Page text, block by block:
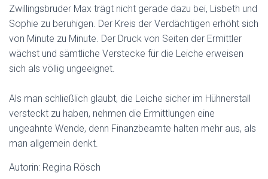
Zwillingsbruder Max trägt nicht gerade dazu bei, Lisbeth und
Sophie zu beruhigen. Der Kreis der Verdächtigen erhöht sich
von Minute zu Minute. Der Druck von Seiten der Ermittler
wächst und sämtliche Verstecke für die Leiche erweisen
sich als völlig ungeeignet.
Als man schließlich glaubt, die Leiche sicher im Hühnerstall
versteckt zu haben, nehmen die Ermittlungen eine
ungeahnte Wende, denn Finanzbeamte halten mehr aus, als
man allgemein denkt.
Autorin: Regina Rösch